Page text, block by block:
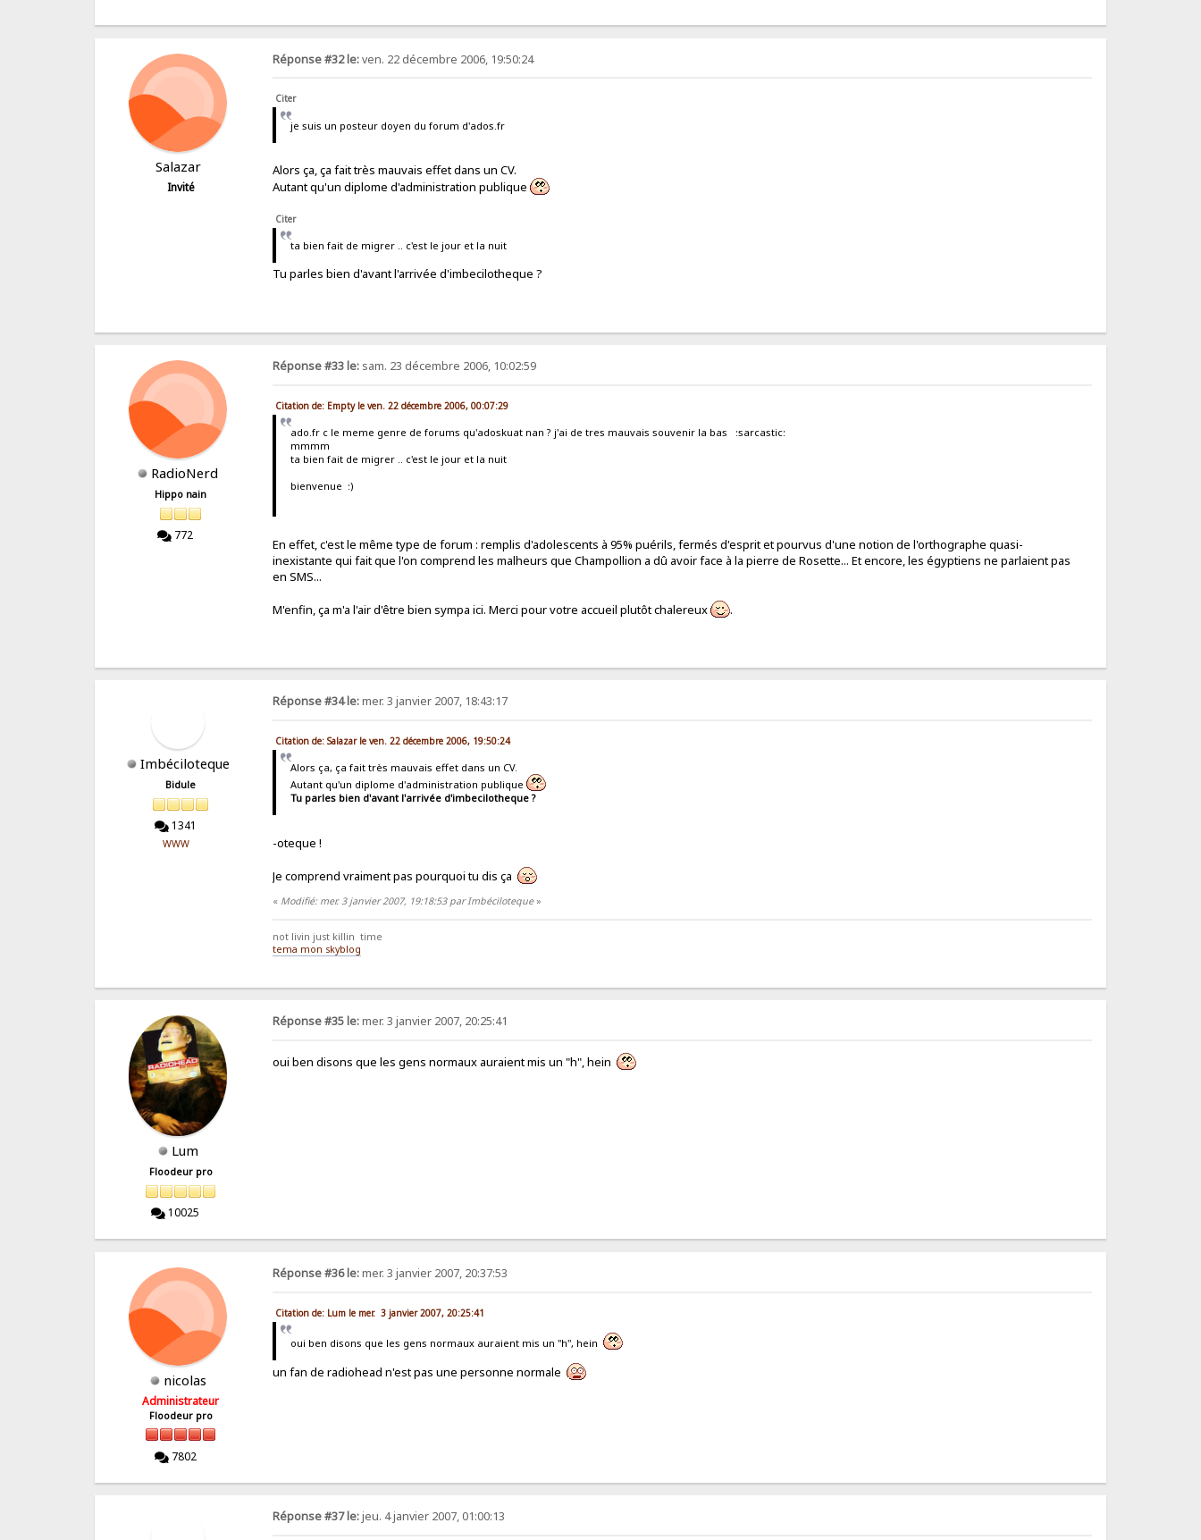
Salazar
Invité
Réponse #32 le:ven. 22 décembre 2006, 19:50:24
Citer
je suis un posteur doyen du forum d'ados.fr
Alors ça, ça fait très mauvais effet dans un CV.
Autant qu'un diplome d'administration publique
Citer
ta bien fait de migrer .. c'est le jour et la nuit
Tu parles bien d'avant l'arrivée d'imbecilotheque ?
RadioNerd
Hippo nain
772
Réponse #33 le: sam. 23 décembre 2006, 10:02:59
Citation de: Empty le ven. 22 décembre 2006, 00:07:29
ado.fr c le meme genre de forums qu'adoskuat nan ? j'ai de tres mauvais souvenir la bas :sarcastic:
mmmm
ta bien fait de migrer .. c'est le jour et la nuit
bienvenue :)
En effet, c'est le même type de forum : remplis d'adolescents à 95% puérils, fermés d'esprit et pourvus d'une notion de l'orthographe quasi-
inexistante qui fait que l'on comprend les malheurs que Champollion a dû avoir face à la pierre de Rosette... Et encore, les égyptiens ne parlaient pas
en SMS...
M'enfin, ça m'a l'air d'être bien sympa ici. Merci pour votre accueil plutôt chalereux .
Imbéciloteque
Bidule
1341
WWW
Réponse #34 le:mer. 3 janvier 2007, 18:43:17
Citation de: Salazar le ven. 22 décembre 2006, 19:50:24
Alors ça, ça fait très mauvais effet dans un CV.
Autant qu'un diplome d'administration publique
Tu parles bien d'avant l'arrivée d'imbecilotheque ?
-oteque !
Je comprend vraiment pas pourquoi tu dis ça
« Modifié: mer. 3 janvier 2007, 19:18:53 par Imbéciloteque»
not livin just killin time
tema mon skyblog
Lum
Floodeur pro
10025
Réponse #35 le:mer. 3 janvier 2007, 20:25:41
oui ben disons que les gens normaux auraient mis un "h", hein
nicolas
Administrateur
Floodeur pro
7802
Réponse #36 le:mer. 3 janvier 2007, 20:37:53
Citation de: Lum le mer. 3 janvier 2007, 20:25:41
oui ben disons que les gens normaux auraient mis un "h", hein
un fan de radiohead n'est pas une personne normale
Réponse #37 le:jeu. 4 janvier 2007, 01:00:13